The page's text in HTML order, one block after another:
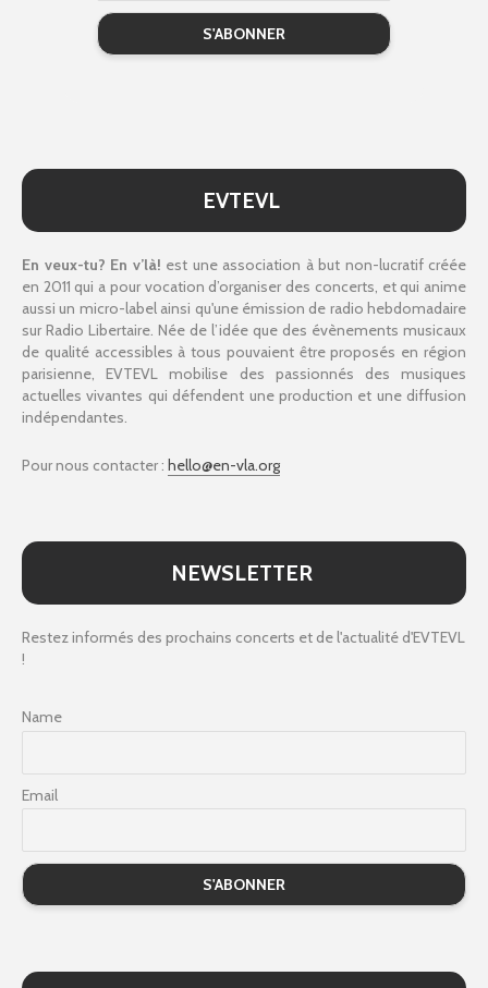
EVTEVL
En veux-tu? En v’là! est une association à but non-lucratif créée
en 2011 qui a pour vocation d’organiser des concerts, et qui anime
aussi un micro-label ainsi qu'une émission de radio hebdomadaire
sur Radio Libertaire. Née de l’idée que des évènements musicaux
de qualité accessibles à tous pouvaient être proposés en région
parisienne, EVTEVL mobilise des passionnés des musiques
actuelles vivantes qui défendent une production et une diffusion
indépendantes.
Pour nous contacter : hello@en-vla.org
NEWSLETTER
Restez informés des prochains concerts et de l'actualité d'EVTEVL
!
Name
Email